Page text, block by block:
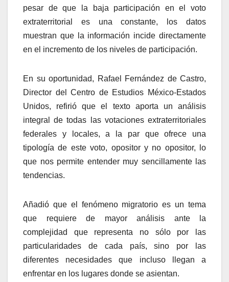
pesar de que la baja participación en el voto
extraterritorial es una constante, los datos
muestran que la información incide directamente
en el incremento de los niveles de participación.
En su oportunidad, Rafael Fernández de Castro,
Director del Centro de Estudios México-Estados
Unidos, refirió que el texto aporta un análisis
integral de todas las votaciones extraterritoriales
federales y locales, a la par que ofrece una
tipología de este voto, opositor y no opositor, lo
que nos permite entender muy sencillamente las
tendencias.
Añadió que el fenómeno migratorio es un tema
que requiere de mayor análisis ante la
complejidad que representa no sólo por las
particularidades de cada país, sino por las
diferentes necesidades que incluso llegan a
enfrentar en los lugares donde se asientan.